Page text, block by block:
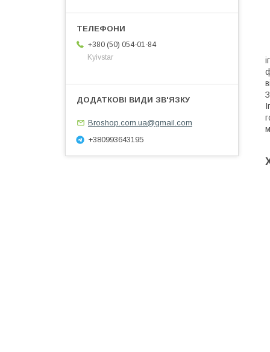
+380 (50) 054-01-84
Kyivstar
Broshop.com.ua@gmail.com
+380993643195